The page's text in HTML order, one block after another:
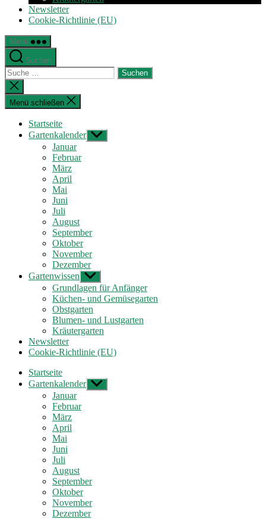
Newsletter
Cookie-Richtlinie (EU)
Menü
Suchen
Suche
nach:
Suche
schließen
Menü schließen
Startseite
Gartenkalender Untermenü
anzeigen
Januar
Februar
März
April
Mai
Juni
Juli
August
September
Oktober
November
Dezember
Gartenwissen Untermenü
anzeigen
Grundlagen für Anfänger
Küchen- und Gemüsegarten
Obstgarten
Blumen- und Lustgarten
Kräutergarten
Newsletter
Cookie-Richtlinie (EU)
Startseite
Gartenkalender Untermenü
anzeigen
Januar
Februar
März
April
Mai
Juni
Juli
August
September
Oktober
November
Dezember